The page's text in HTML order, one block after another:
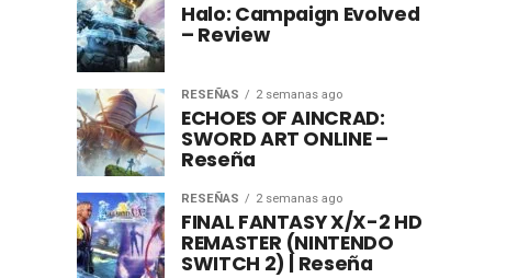
Halo: Campaign Evolved
– Review
RESEÑAS 2 semanas ago
ECHOES OF AINCRAD:
SWORD ART ONLINE –
Reseña
RESEÑAS 2 semanas ago
FINAL FANTASY X/X-2 HD
REMASTER (NINTENDO
SWITCH 2) | Reseña